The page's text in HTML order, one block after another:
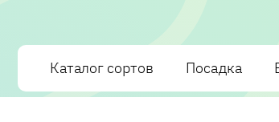
Каталог сортов Посадка